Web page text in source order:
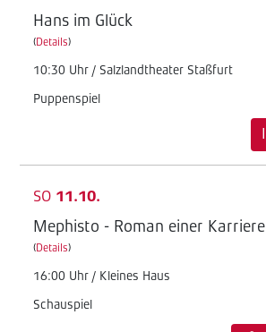
Hans im Glück
(Details)
10:30 Uhr / Salzlandtheater Staßfurt
Puppenspiel
SO 11.10.
Mephisto - Roman einer Karriere
(Details)
16:00 Uhr / Kleines Haus
Schauspiel